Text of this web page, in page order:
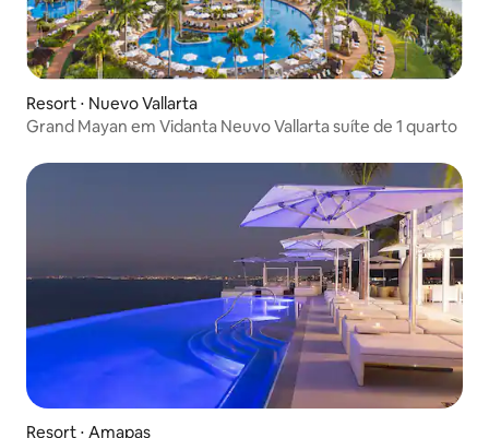
Resort ⋅ Nuevo Vallarta
Grand Mayan em Vidanta Neuvo Vallarta suíte de 1 quarto
Resort ⋅ Amapas